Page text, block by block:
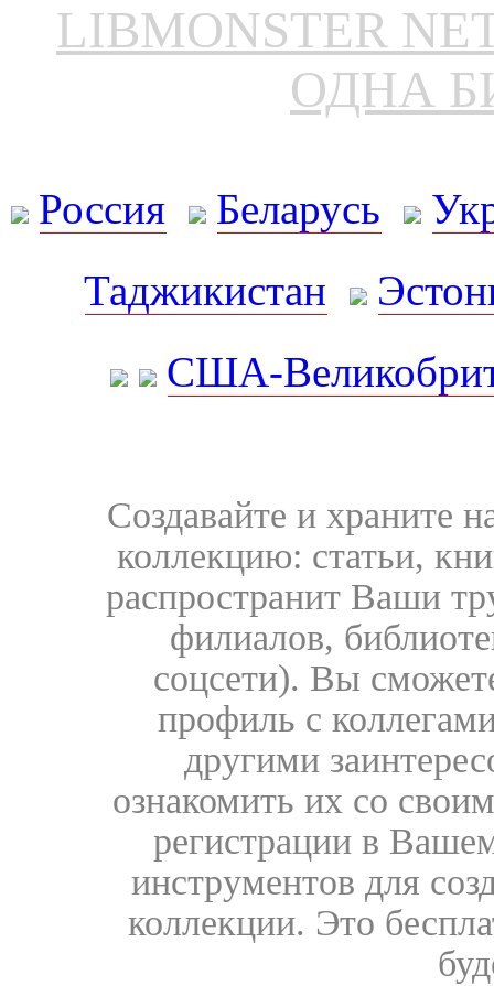
LIBMONSTER
ОДНА
Россия Беларусь
Таджикистан
США-
Создавайте и храните
коллекцию: статьи,
распространит Ваши
филиалов,
соцсети). Вы
профиль с
другими
ознакомить их со
регистрации в
инструментов для
коллекции. Это